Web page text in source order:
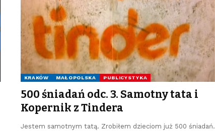
KRAKÓW MAŁOPOLSKA PUBLICYSTYKA
500 śniadań odc. 3. Samotny tata i
Kopernik z Tindera
Jestem samotnym tatą. Zrobiłem dzieciom już 500 śniadań.